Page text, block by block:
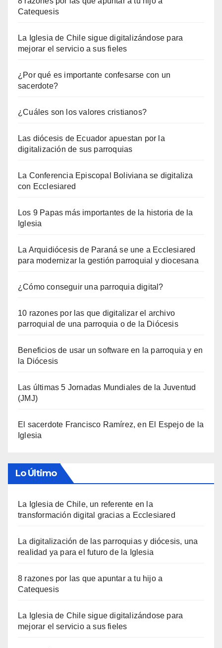
Catequesis
La Iglesia de Chile sigue digitalizándose para
mejorar el servicio a sus fieles
¿Por qué es importante confesarse con un
sacerdote?
¿Cuáles son los valores cristianos?
Las diócesis de Ecuador apuestan por la
digitalización de sus parroquias
La Conferencia Episcopal Boliviana se digitaliza
con Ecclesiared
Los 9 Papas más importantes de la historia de la
Iglesia
La Arquidiócesis de Paraná se une a Ecclesiared
para modernizar la gestión parroquial y diocesana
¿Cómo conseguir una parroquia digital?
10 razones por las que digitalizar el archivo
parroquial de una parroquia o de la Diócesis
Beneficios de usar un software en la parroquia y en
la Diócesis
Las últimas 5 Jornadas Mundiales de la Juventud
(JMJ)
El sacerdote Francisco Ramírez, en El Espejo de la
Iglesia
Lo Último
La Iglesia de Chile, un referente en la
transformación digital gracias a Ecclesiared
La digitalización de las parroquias y diócesis, una
realidad ya para el futuro de la Iglesia
8 razones por las que apuntar a tu hijo a
Catequesis
La Iglesia de Chile sigue digitalizándose para
mejorar el servicio a sus fieles